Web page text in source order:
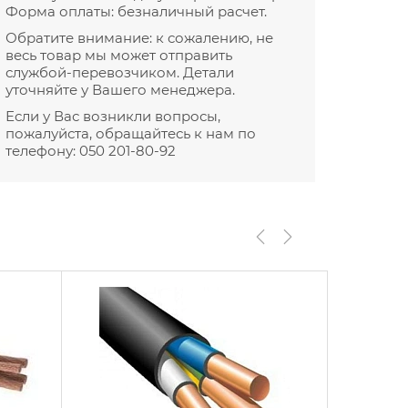
Форма оплаты: безналичный расчет.
Обратите внимание: к сожалению, не
весь товар мы может отправить
службой-перевозчиком. Детали
уточняйте у Вашего менеджера.
Если у Вас возникли вопросы,
пожалуйста, обращайтесь к нам по
телефону: 050 201-80-92